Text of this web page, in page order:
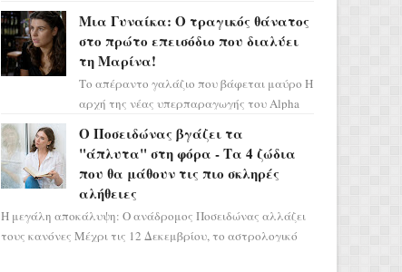
ορόσημο, καθώς η Αφροδίτη πρ...
Μια Γυναίκα: Ο τραγικός θάνατος
στο πρώτο επεισόδιο που διαλύει
τη Μαρίνα!
Το απέραντο γαλάζιο που βάφεται μαύρο Η
αρχή της νέας υπερπαραγωγής του Alpha
πλημμυρισμένο από...
Ο Ποσειδώνας βγάζει τα
"άπλυτα" στη φόρα - Τα 4 ζώδια
που θα μάθουν τις πιο σκληρές
αλήθειες
Η μεγάλη αποκάλυψη: Ο ανάδρομος Ποσειδώνας αλλάζει
τους κανόνες Μέχρι τις 12 Δεκεμβρίου, το αστρολογικό